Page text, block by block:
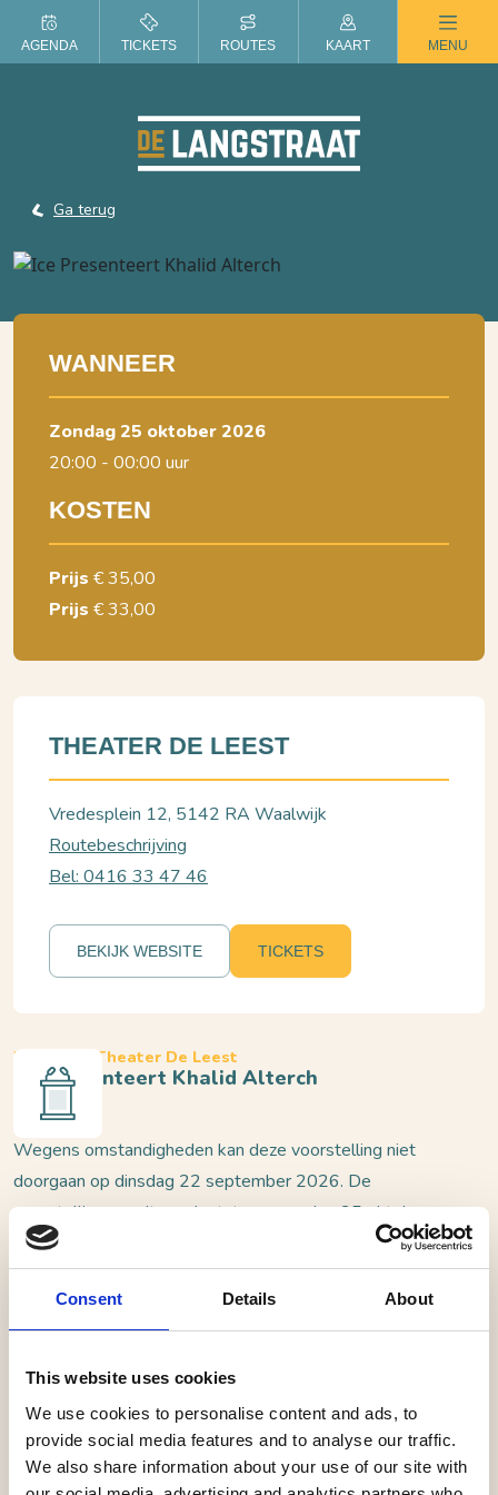
Consent Details About
This website uses cookies
We use cookies to personalise content and ads, to
provide social media features and to analyse our traffic.
We also share information about your use of our site with
ZOMER IN DE LANGSTRAAT
Ga terug
Waalwijk, Theater De Leest
Ice presenteert Khalid Alterch
Wegens omstandigheden kan deze voorstelling niet
doorgaan op dinsdag 22 september 2026. De
voorstelling wordt verplaatst naar zondag 25 oktober
2026. Kaartkopers zijn per mail geïnformeerd.
Ice toert langs de hoogte- en dieptepunten uit zijn
leven met een mix van humor en openheid
Na een indrukwekkend eerste seizoen keert rapper en
acteur Khalid Alterch, beter bekend als Icemanvieze –
WANNEER
zondag 25 oktober 2026
20:00 - 00:00 uur
KOSTEN
Prijs € 35,00
Prijs € 33,00
THEATER DE LEEST
Vredesplein 12, 5142 RA Waalwijk
Routebeschrijving
Bel: 0416 33 47 46
BEKIJK WEBSITE TICKETS
AGENDA TICKETS ROUTES KAART MENU